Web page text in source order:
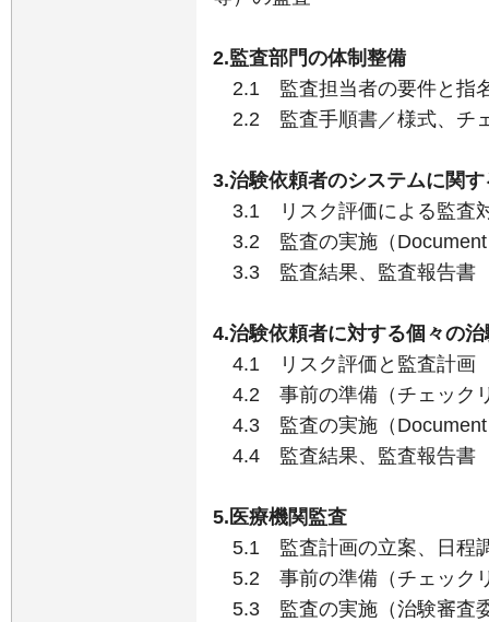
2.監査部門の体制整備
2.1 監査担当者の要件と指
2.2 監査手順書／様式、チ
3.治験依頼者のシステムに関
3.1 リスク評価による監査
3.2 監査の実施（Document
3.3 監査結果、監査報告書
4.治験依頼者に対する個々の
4.1 リスク評価と監査計画
4.2 事前の準備（チェック
4.3 監査の実施（Document
4.4 監査結果、監査報告書
5.医療機関監査
5.1 監査計画の立案、日程
5.2 事前の準備（チェック
5.3 監査の実施（治験審査